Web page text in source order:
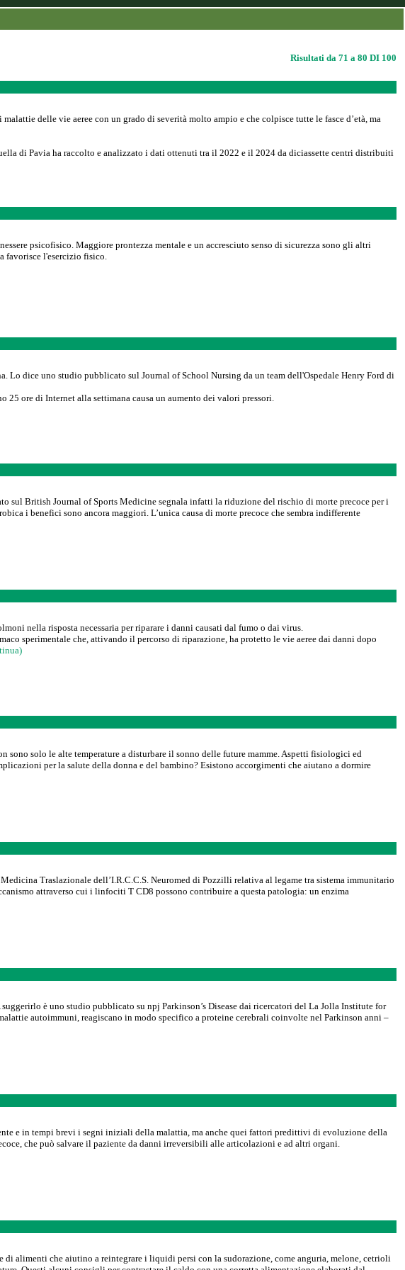
Risultati da 71 a 80 DI 100
delle vie aeree con un grado di severità molto ampio e che colpisce tutte le fasce d’età, ma
di Pavia ha raccolto e analizzato i dati ottenuti tra il 2022 e il 2024 da diciassette centri distribuiti
psicofisico. Maggiore prontezza mentale e un accresciuto senso di sicurezza sono gli altri
favorisce l'esercizio fisico.
Lo dice uno studio pubblicato sul Journal of School Nursing da un team dell'Ospedale Henry Ford di
ore di Internet alla settimana causa un aumento dei valori pressori.
sul British Journal of Sports Medicine segnala infatti la riduzione del rischio di morte precoce per i
i benefici sono ancora maggiori. L’unica causa di morte precoce che sembra indifferente
nella risposta necessaria per riparare i danni causati dal fumo o dai virus.
sperimentale che, attivando il percorso di riparazione, ha protetto le vie aeree dai danni dopo
solo le alte temperature a disturbare il sonno delle future mamme. Aspetti fisiologici ed
per la salute della donna e del bambino? Esistono accorgimenti che aiutano a dormire
Traslazionale dell’I.R.C.C.S. Neuromed di Pozzilli relativa al legame tra sistema immunitario
attraverso cui i linfociti T CD8 possono contribuire a questa patologia: un enzima
è uno studio pubblicato su npj Parkinson’s Disease dai ricercatori del La Jolla Institute for
autoimmuni, reagiscano in modo specifico a proteine cerebrali coinvolte nel Parkinson anni –
e in tempi brevi i segni iniziali della malattia, ma anche quei fattori predittivi di evoluzione della
che può salvare il paziente da danni irreversibili alle articolazioni e ad altri organi.
alimenti che aiutino a reintegrare i liquidi persi con la sudorazione, come anguria, melone, cetrioli